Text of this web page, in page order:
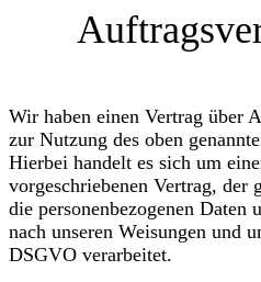
Wir haben einen Vertrag über
zur Nutzung des oben
Hierbei handelt es sich um
vorgeschriebenen Vertrag, der
die personenbezogenen Daten
nach unseren Weisungen und
DSGVO verarbeitet.